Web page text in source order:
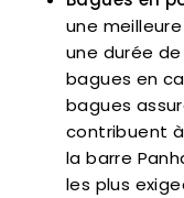
une
une durée
bagues en
bagues
contribuent
la barre
les plus